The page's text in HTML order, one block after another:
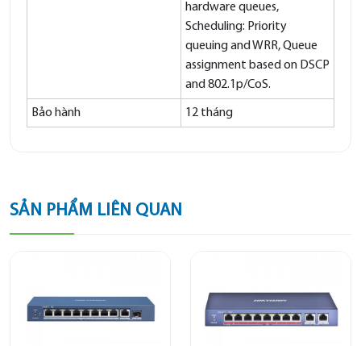
hardware queues,
Scheduling: Priority
queuing and WRR, Queue
assignment based on DSCP
and 802.1p/CoS.
Bảo hành 12 tháng
SẢN PHẨM LIÊN QUAN